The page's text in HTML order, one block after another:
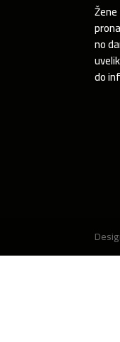
no
do